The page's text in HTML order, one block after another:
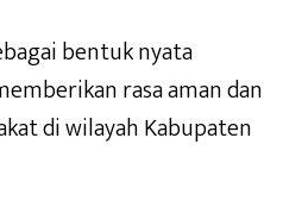
bentuk nyata
rasa aman dan
di wilayah Kabupaten